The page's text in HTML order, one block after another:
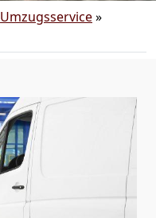
Umzugsservice»